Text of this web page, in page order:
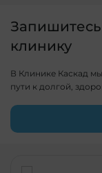
клинику
В Клинике Каскад
пути к долгой,